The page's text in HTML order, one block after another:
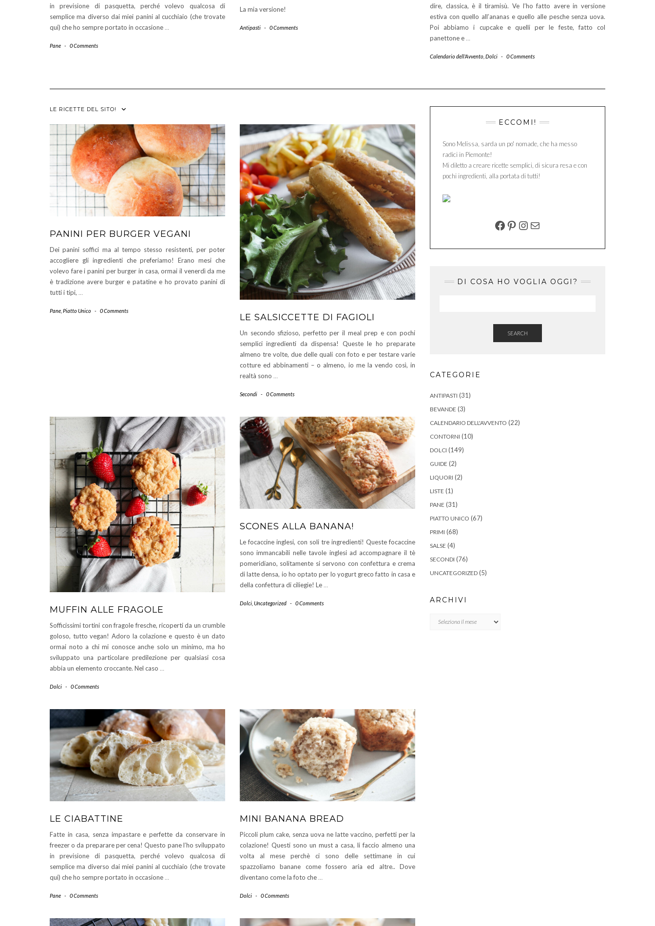
in previsione di pasquetta, perché volevo qualcosa di
semplice ma diverso dai miei panini al cucchiaio (che trovate
qui) che ho sempre portato in occasione…
Pane - 0 Comments
La mia versione!
Antipasti - 0 Comments
dire, classica, è il tiramisù. Ve l’ho fatto avere in versione
estiva con quello all’ananas e quello alle pesche senza uova.
Poi abbiamo i cupcake e quelli per le feste, fatto col
panettone e …
Calendario dell'Avvento Dolci - 0 Comments
LE RICETTE DEL SITO!
PANINI PER BURGER VEGANI
Dei panini soffici ma al tempo stesso resistenti, per poter
accogliere gli ingredienti che preferiamo! Erano mesi che
volevo fare i panini per burger in casa, ormai il venerdì da me
è tradizione avere burger e patatine e ho provato panini di
tutti i tipi, …
Pane Piatto Unico - 0 Comments
LE SALSICCETTE DI FAGIOLI
Un secondo sfizioso, perfetto per il meal prep e con pochi
semplici ingredienti da dispensa! Queste le ho preparate
almeno tre volte, due delle quali con foto e per testare varie
cotture ed abbinamenti – o almeno, io me la vendo così, in
realtà sono …
Secondi - 0 Comments
MUFFIN ALLE FRAGOLE
Sofficissimi tortini con fragole fresche, ricoperti da un crumble
goloso, tutto vegan! Adoro la colazione e questo è un dato
ormai noto a chi mi conosce anche solo un minimo, ma ho
sviluppato una particolare predilezione per qualsiasi cosa
abbia un elemento croccante. Nel caso …
Dolci - 0 Comments
SCONES ALLA BANANA!
Le focaccine inglesi, con soli tre ingredienti! Queste focaccine
sono immancabili nelle tavole inglesi ad accompagnare il tè
pomeridiano, solitamente si servono con confettura e crema
di latte densa, io ho optato per lo yogurt greco fatto in casa e
della confettura di ciliegie! Le…
Dolci Uncategorized - 0 Comments
LE CIABATTINE
Fatte in casa, senza impastare e perfette da conservare in
freezer o da preparare per cena! Questo pane l’ho sviluppato
in previsione di pasquetta, perché volevo qualcosa di
semplice ma diverso dai miei panini al cucchiaio (che trovate
qui) che ho sempre portato in occasione…
Pane - 0 Comments
MINI BANANA BREAD
Piccoli plum cake, senza uova ne latte vaccino, perfetti per la
colazione! Questi sono un must a casa, li faccio almeno una
volta al mese perchè ci sono delle settimane in cui
spazzoliamo banane come fossero aria ed altre.. Dove
diventano come la foto che…
Dolci - 0 Comments
ECCOMI!
Sono Melissa, sarda un po' nomade, che ha messo
radici in Piemonte!
Mi diletto a creare ricette semplici, di sicura resa e con
pochi ingredienti, alla portata di tutti!
FACEBOOK
PINTEREST
INSTAGRAM
EMAIL
DI COSA HO VOGLIA OGGI?
SEARCH
CATEGORIE
ANTIPASTI (31)
BEVANDE (3)
CALENDARIO DELL'AVVENTO (22)
CONTORNI (10)
DOLCI (149)
GUIDE (2)
LIQUORI (2)
LISTE (1)
PANE (31)
PIATTO UNICO (67)
PRIMI (68)
SALSE (4)
SECONDI (76)
UNCATEGORIZED (5)
ARCHIVI